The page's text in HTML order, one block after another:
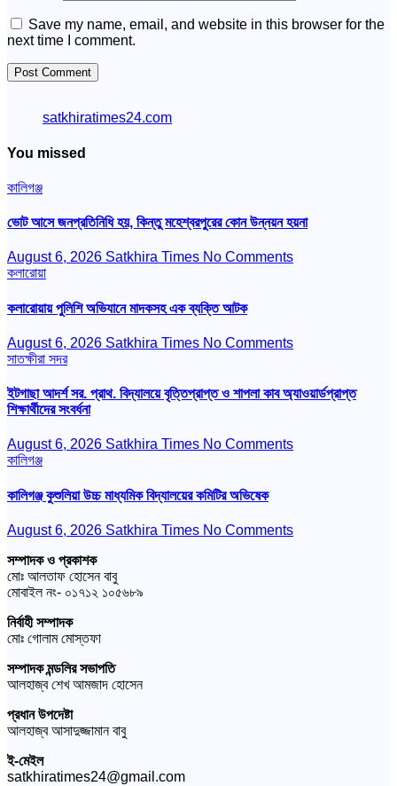
Save my name, email, and website in this browser for the
next time I comment.
satkhiratimes24.com
You missed
কালিগঞ্জ
ভোট আসে জনপ্রতিনিধি হয়, কিন্তু মহেশ্বরপুরের কোন উন্নয়ন হয়না
August 6, 2026 Satkhira Times No Comments
কলারোয়া
কলারোয়ায় পুলিশি অভিযানে মাদকসহ এক ব্যক্তি আটক
August 6, 2026 Satkhira Times No Comments
সাতক্ষীরা সদর
ইটগাছা আদর্শ সর. প্রাথ. বিদ্যালয়ে বৃত্তিপ্রাপ্ত ও শাপলা কাব অ্যাওয়ার্ডপ্রাপ্ত
শিক্ষার্থীদের সংবর্ধনা
August 6, 2026 Satkhira Times No Comments
কালিগঞ্জ
কালিগঞ্জ কুশুলিয়া উচ্চ মাধ্যমিক বিদ্যালয়ের কমিটির অভিষেক
August 6, 2026 Satkhira Times No Comments
সম্পাদক ও প্রকাশক
মোঃ আলতাফ হোসেন বাবু
মোবাইল নং- ০১৭১২ ১০৫৬৮৯
নির্বাহী সম্পাদক
মোঃ গোলাম মোস্তফা
সম্পাদক মন্ডলির সভাপতি
আলহাজ্ব শেখ আমজাদ হোসেন
প্রধান উপদেষ্টা
আলহাজ্ব আসাদুজ্জামান বাবু
ই-মেইল
satkhiratimes24@gmail.com